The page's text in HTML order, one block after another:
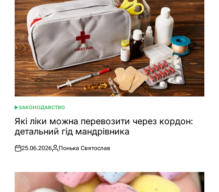
ОПУБЛІКУВАТИ
У
ЗАКОНОДАВСТВО
Які ліки можна перевозити через кордон:
детальний гід мандрівника
Оприлюднено
25.06.2026
Опубліковано
Понька Святослав